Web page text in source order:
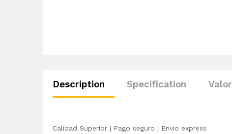
Description Specification
Calidad Superior | Pago seguro | Envio express